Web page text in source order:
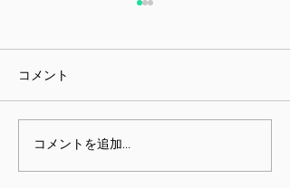
課題指向型訓練雑感
コメント
コメントを追加…